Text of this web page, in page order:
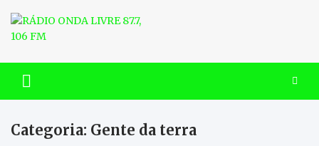
content
RÁDIO ONDA LIVRE 87.7, 106
FM
Categoria: Gente da terra